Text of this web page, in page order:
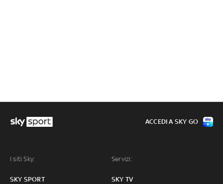
I siti Sky:
SKY SPORT
Servizi:
SKY TV
ACCEDI A SKY GO